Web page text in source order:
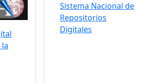
Sistema Nacional de
Repositorios
Digitales